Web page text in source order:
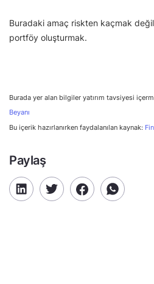
Buradaki amaç riskten kaçmak
portföy oluşturmak.
Burada yer alan bilgiler yatırım tavsiyesi
Beyanı
Bu içerik hazırlanırken faydalanılan kaynak:
Paylaş